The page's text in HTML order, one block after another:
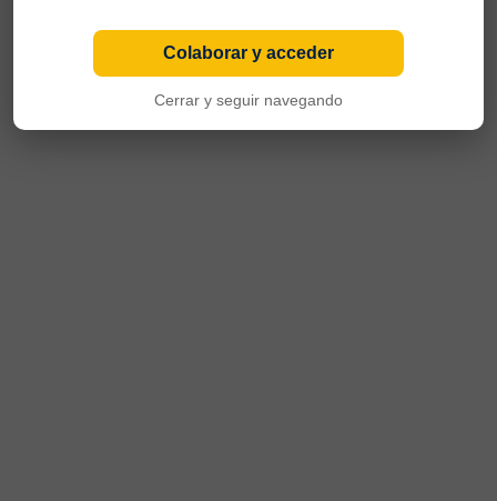
Colaborar y acceder
Cerrar y seguir navegando